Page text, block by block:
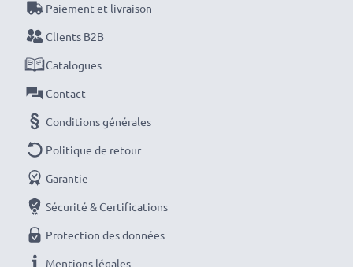
Paiement et livraison
Clients B2B
Catalogues
Contact
Conditions générales
Politique de retour
Garantie
Sécurité & Certifications
Protection des données
Mentions légales